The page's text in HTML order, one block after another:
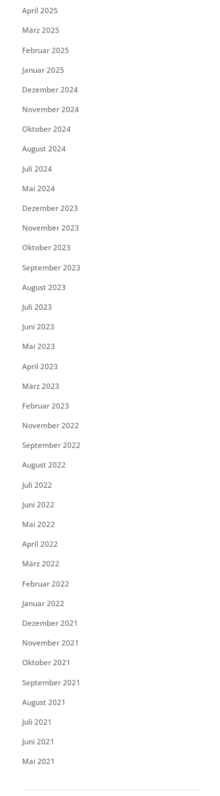
April 2025
März 2025
Februar 2025
Januar 2025
Dezember 2024
November 2024
Oktober 2024
August 2024
Juli 2024
Mai 2024
Dezember 2023
November 2023
Oktober 2023
September 2023
August 2023
Juli 2023
Juni 2023
Mai 2023
April 2023
März 2023
Februar 2023
November 2022
September 2022
August 2022
Juli 2022
Juni 2022
Mai 2022
April 2022
März 2022
Februar 2022
Januar 2022
Dezember 2021
November 2021
Oktober 2021
September 2021
August 2021
Juli 2021
Juni 2021
Mai 2021